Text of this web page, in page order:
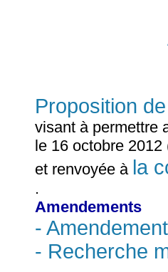
Proposition
visant à permettre
le 16 octobre
et renvoyée à la
.
Amendements
-
- Recherche